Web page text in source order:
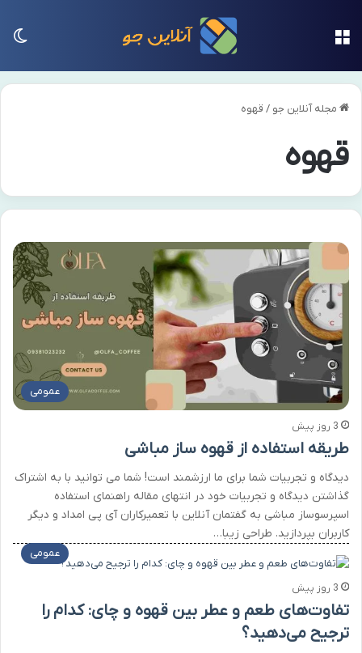
مجله آنلاین جو / قهوه
قهوه
عمومی
3 روز پیش
طریقه استفاده از قهوه ساز مباشی
دیدگاه و تجربیات شما برای ما ارزشمند است! شما می توانید با به اشتراک
گذاشتن دیدگاه و تجربیات خود در انتهای مقاله راهنمای استفاده
اسپرسوساز مباشی به گفتمان آنلاین با تعمیرکاران آی پی امداد و دیگر
کاربران بپردازید. طراحی زیبا…
عمومی
3 روز پیش
تفاوت‌های طعم و عطر بین قهوه و چای: کدام را
ترجیح می‌دهید؟